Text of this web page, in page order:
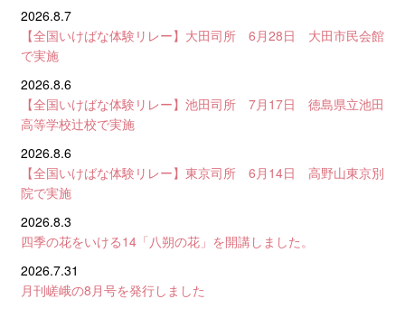
2026.8.7
【全国いけばな体験リレー】大田司所 6月28日 大田市民会館
で実施
2026.8.6
【全国いけばな体験リレー】池田司所 7月17日 徳島県立池田
高等学校辻校で実施
2026.8.6
【全国いけばな体験リレー】東京司所 6月14日 高野山東京別
院で実施
2026.8.3
四季の花をいける14「八朔の花」を開講しました。
2026.7.31
月刊嵯峨の8月号を発行しました